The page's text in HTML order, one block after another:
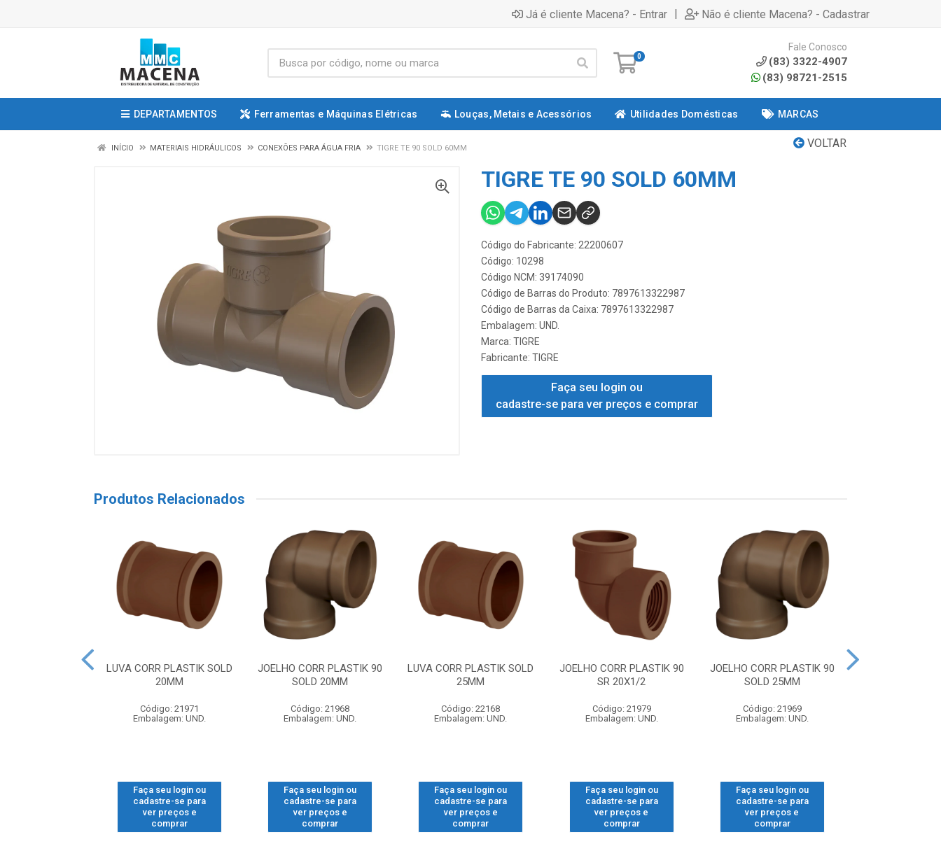
Já é cliente Macena? - Entrar | Não é cliente Macena? - Cadastrar
0
Fale Conosco
(83) 3322-4907
(83) 98721-2515
DEPARTAMENTOS Ferramentas e Máquinas Elétricas Louças, Metais e Acessórios Utilidades Domésticas MARCAS
VOLTAR
INÍCIO MATERIAIS HIDRÁULICOS CONEXÕES PARA ÁGUA FRIA TIGRE TE 90 SOLD 60MM
TIGRE TE 90 SOLD 60MM
Código do Fabricante: 22200607
Código: 10298
Código NCM: 39174090
Código de Barras do Produto: 7897613322987
Código de Barras da Caixa: 7897613322987
Embalagem: UND.
Marca: TIGRE
Fabricante: TIGRE
Faça seu login ou
cadastre-se para ver preços e comprar
Produtos Relacionados
LUVA CORR PLASTIK SOLD
20MM
Código: 21971
Embalagem: UND.
Faça seu login ou
cadastre-se para
ver preços e
comprar
JOELHO CORR PLASTIK 90
SOLD 20MM
Código: 21968
Embalagem: UND.
Faça seu login ou
cadastre-se para
ver preços e
comprar
LUVA CORR PLASTIK SOLD
25MM
Código: 22168
Embalagem: UND.
Faça seu login ou
cadastre-se para
ver preços e
comprar
JOELHO CORR PLASTIK 90
SR 20X1/2
Código: 21979
Embalagem: UND.
Faça seu login ou
cadastre-se para
ver preços e
comprar
JOELHO CORR PLASTIK 90
SOLD 25MM
Código: 21969
Embalagem: UND.
Faça seu login ou
cadastre-se para
ver preços e
comprar